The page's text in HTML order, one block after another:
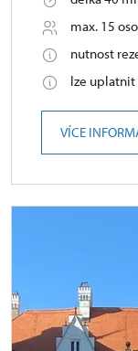
max. 15
nutnost
lze
VÍCE